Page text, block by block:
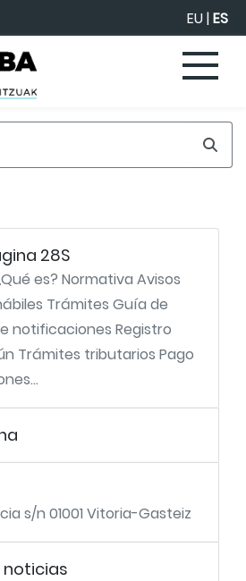
EU|ES
28S
es? Normativa Avisos
Trámites Guía de
notificaciones Registro
Trámites tributarios Pago
s/n 01001 Vitoria-Gasteiz